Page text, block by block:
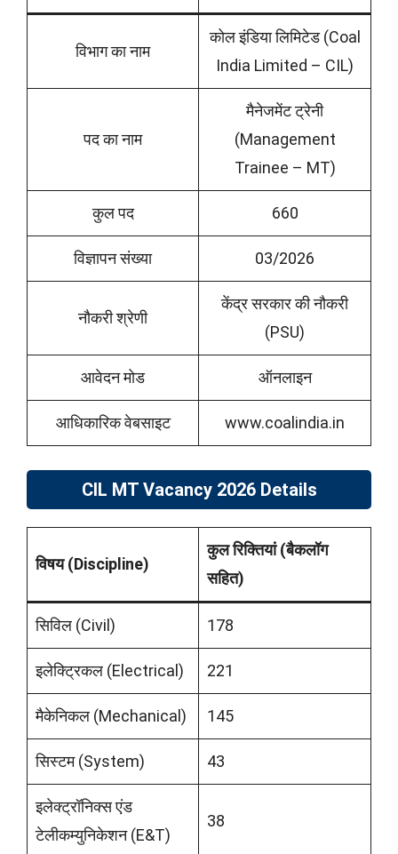
विभाग का नाम
कोल इंडिया लिमिटेड (Coal
India Limited – CIL)
पद का नाम
मैनेजमेंट ट्रेनी
(Management
Trainee – MT)
कुल पद 660
विज्ञापन संख्या 03/2026
नौकरी श्रेणी
केंद्र सरकार की नौकरी
(PSU)
आवेदन मोड ऑनलाइन
आधिकारिक वेबसाइट www.coalindia.in
CIL MT Vacancy 2026 Details
विषय (Discipline)
कुल रिक्तियां (बैकलॉग
सहित)
सिविल (Civil) 178
इलेक्ट्रिकल (Electrical) 221
मैकेनिकल (Mechanical) 145
सिस्टम (System) 43
इलेक्ट्रॉनिक्स एंड
टेलीकम्युनिकेशन (E&T)
38